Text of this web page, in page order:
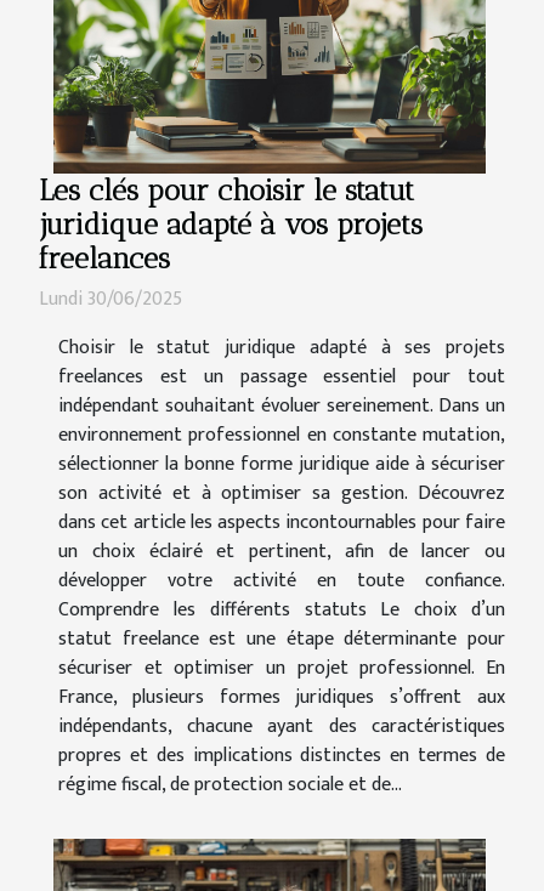
Les clés pour choisir le statut
juridique adapté à vos projets
freelances
Lundi 30/06/2025
Choisir le statut juridique adapté à ses projets
freelances est un passage essentiel pour tout
indépendant souhaitant évoluer sereinement. Dans un
environnement professionnel en constante mutation,
sélectionner la bonne forme juridique aide à sécuriser
son activité et à optimiser sa gestion. Découvrez
dans cet article les aspects incontournables pour faire
un choix éclairé et pertinent, afin de lancer ou
développer votre activité en toute confiance.
Comprendre les différents statuts Le choix d’un
statut freelance est une étape déterminante pour
sécuriser et optimiser un projet professionnel. En
France, plusieurs formes juridiques s’offrent aux
indépendants, chacune ayant des caractéristiques
propres et des implications distinctes en termes de
régime fiscal, de protection sociale et de...